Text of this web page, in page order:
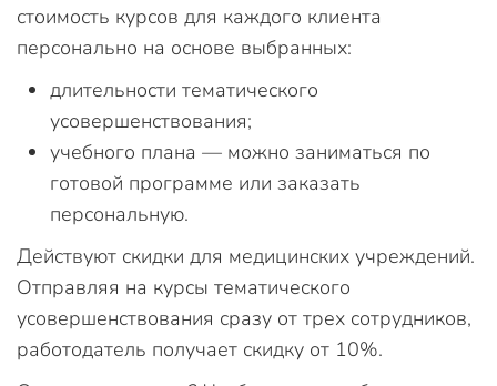
стоимость курсов для каждого клиента
персонально на основе выбранных:
длительности тематического
усовершенствования;
учебного плана — можно заниматься по
готовой программе или заказать
персональную.
Действуют скидки для медицинских учреждений.
Отправляя на курсы тематического
усовершенствования сразу от трех сотрудников,
работодатель получает скидку от 10%.